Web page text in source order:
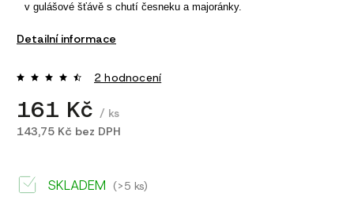
v gulášové šťávě s chutí česneku a majoránky.
Detailní informace
2 hodnocení
161 Kč / ks
143,75 Kč bez DPH
SKLADEM (>5 ks)